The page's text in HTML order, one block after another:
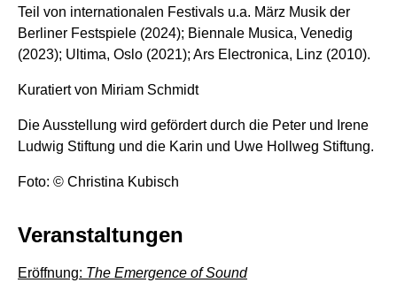
Teil von internationalen Festivals u.a. März Musik der
Berliner Festspiele (2024); Biennale Musica, Venedig
(2023); Ultima, Oslo (2021); Ars Electronica, Linz (2010).
Kuratiert von Miriam Schmidt
Die Ausstellung wird gefördert durch die Peter und Irene
Ludwig Stiftung und die Karin und Uwe Hollweg Stiftung.
Foto: © Christina Kubisch
Veranstaltungen
Eröffnung: The Emergence of Sound